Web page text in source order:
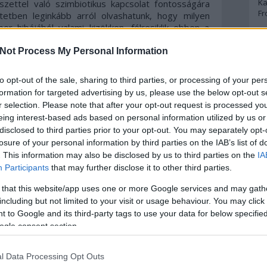
Process My Personal Information
opt-out of the sale, sharing to third parties, or processing of your
for targeted advertising by us, please use the below opt-out
selection. Please note that after your opt-out request is processed
interest-based ads based on personal information utilized by us
to third parties prior to your opt-out. You may separately
of your personal information by third parties on the IAB’s list of
This information may also be disclosed by us to third parties on the
Participants that may further disclose it to other third parties.
that this website/app uses one or more Google services and may
but not limited to your visit or usage behaviour. You may
to Google and its third-party tags to use your data for below
consent section.
Data Processing Opt Outs
való szimbiotikus kapcsolat fontosságára
leginkább arról olvashatunk, hogy milyen
hibájából valami kizökken, félresiklik ebben a
Reméljük, hogy van.
Meseterápiás Egyesület tagjai a
gyűjtötték össze az ember világ iránti
a szülőknek, pedagógusoknak stb. a
fejezetbe vannak rendezve, és mindegyiknek
(Amikor még rendben mentek a dolgok, Ember
a természettől) olyan meséket találunk,
él a természettel, tiszteli a növényeket és
mert képes értékelni a világ szépségeit és
egyensúly) meséiben a szereplők nem éreznek
kizsákmányolják a természetet, és ez
fejezet (
talán még nem késő elindulni.
írja, a különféle mesék legősibb formájuktól
a legmesszebbmenőkig ökologikus
körülvevő világgal. Emellett pedig őrzik azokat
vétséget követett el a természettel
eszményi világrendet. A kötetben található